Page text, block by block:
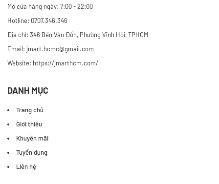
Mở cửa hàng ngày: 7:00 - 22:00
Hotline: 0707.346.346
Địa chỉ: 346 Bến Vân Đồn, Phường Vĩnh Hội, TPHCM
Email: jmart.hcmc@gmail.com
Website: https://jmarthcm.com/
DANH MỤC
Trang chủ
Giới thiệu
Khuyến mãi
Tuyển dụng
Liên hệ